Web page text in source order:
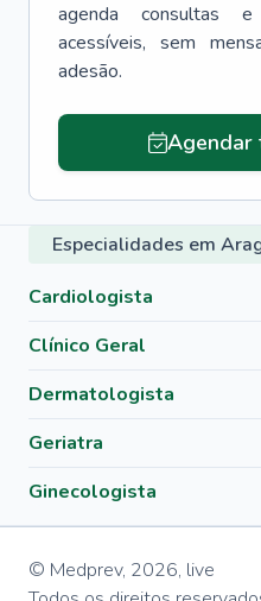
agenda consultas
acessíveis, sem
adesão.
Agendar
Especialidades em
Cardiologista
Clínico Geral
Dermatologista
Geriatra
Ginecologista
© Medprev, 2026, live